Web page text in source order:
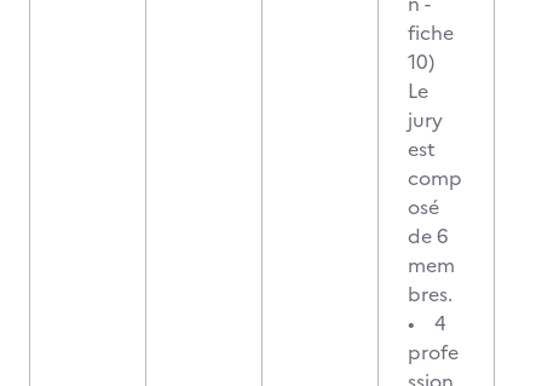
fiche
10)
Le
jury
est
comp
osé
de 6
mem
bres.
• 4
profe